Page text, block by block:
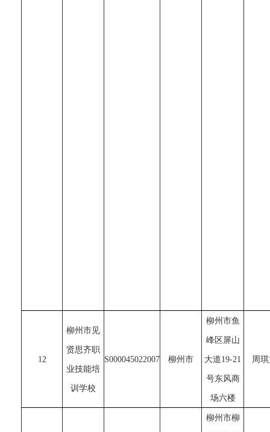
12
柳州市见
贤思齐职
业技能培
训学校
S000045022007 柳州市
柳州市鱼
峰区屏山
大道19-21
号东风商
场六楼
周
柳州市柳